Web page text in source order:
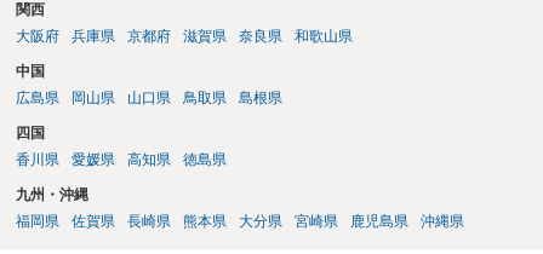
関西
大阪府
兵庫県 京都府 滋賀県 奈良県 和歌山県
中国
広島県
岡山県 山口県 鳥取県 島根県
四国
香川県
愛媛県 高知県 徳島県
九州・沖縄
福岡県
佐賀県 長崎県 熊本県 大分県 宮崎県 鹿児島県 沖縄県